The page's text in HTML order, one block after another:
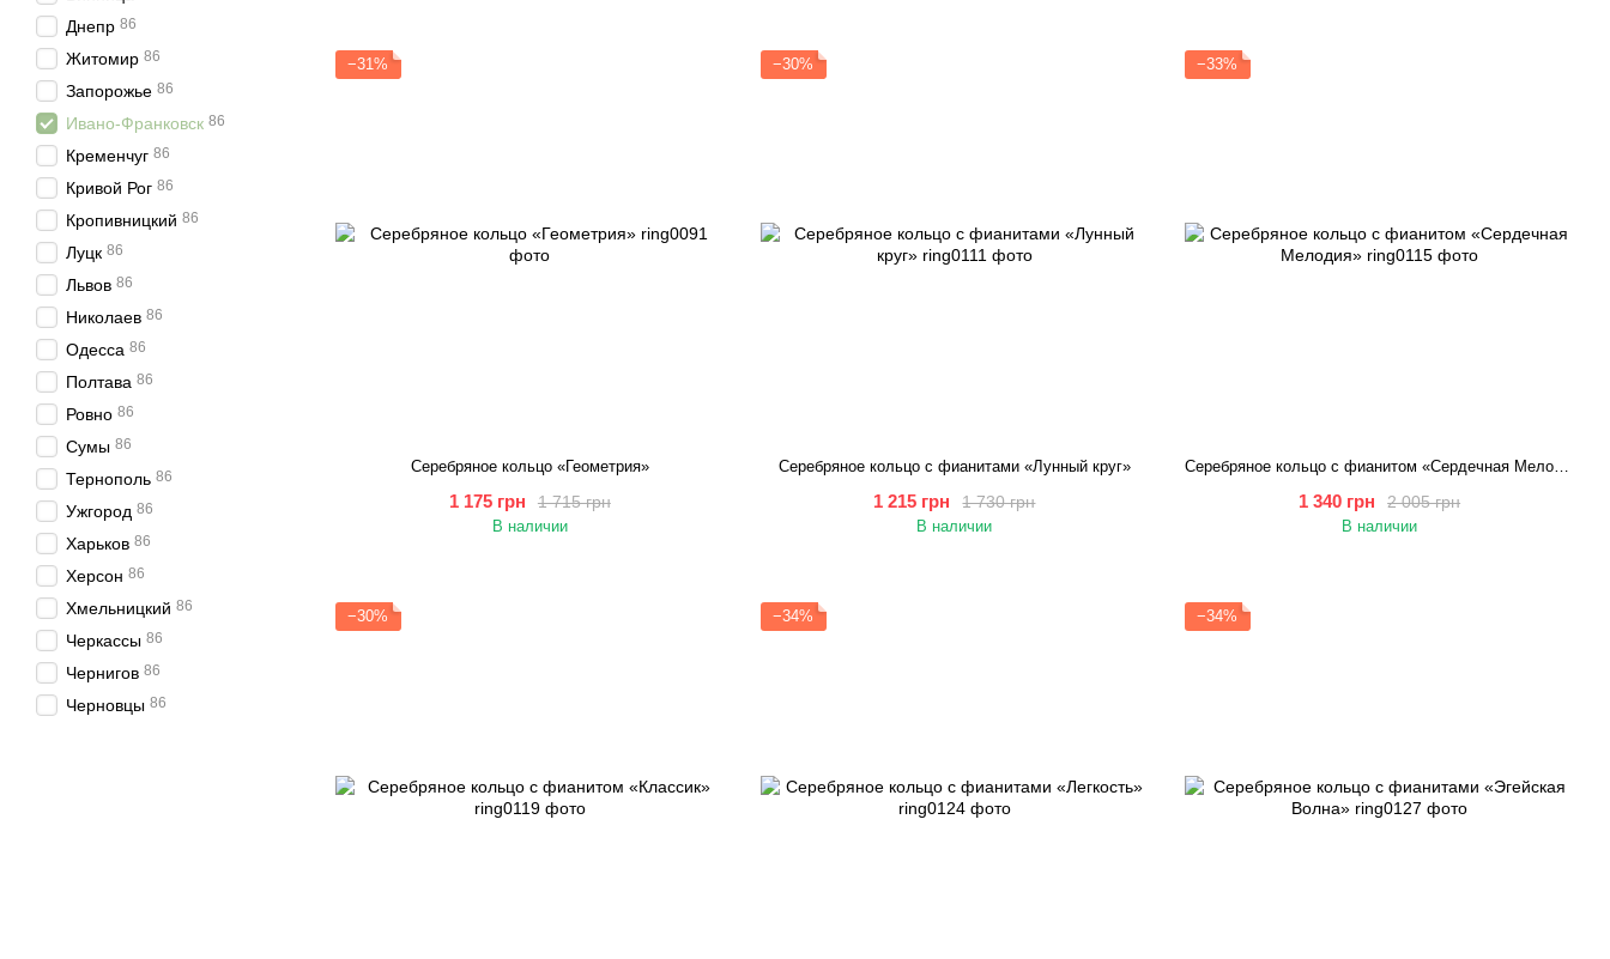
−31%
Серебряное кольцо «Геометрия»
1 715 грн
1 175 грн
В наличии
−30%
Серебряное кольцо с фианитами «Лунный круг»
1 730 грн
1 215 грн
В наличии
−33%
Серебряное кольцо с фианитом «Сердечная Мелодия»
2 005 грн
1 340 грн
В наличии
−30% −34% −34%
Днепр 86
Житомир 86
Запорожье 86
Ивано-Франковск 86
Кременчуг 86
Кривой Рог 86
Кропивницкий 86
Луцк 86
Львов 86
Николаев 86
Одесса 86
Полтава 86
Ровно 86
Сумы 86
Тернополь 86
Ужгород 86
Харьков 86
Херсон 86
Хмельницкий 86
Черкассы 86
Чернигов 86
Черновцы 86